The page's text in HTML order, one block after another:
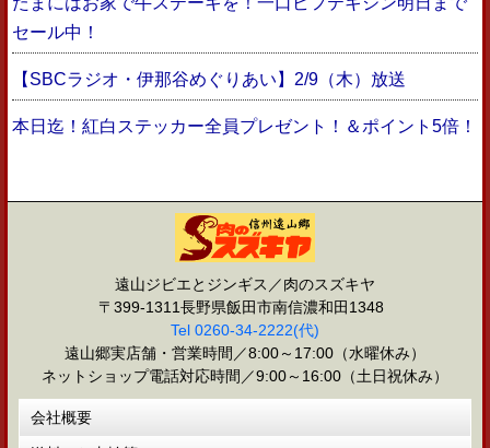
セール中！
【SBCラジオ・伊那谷めぐりあい】2/9（木）放送
本日迄！紅白ステッカー全員プレゼント！＆ポイント5倍！
遠山ジビエとジンギス／肉のスズキヤ
〒399-1311長野県飯田市南信濃和田1348
Tel 0260-34-2222(代)
遠山郷実店舗・営業時間／8:00～17:00（水曜休み）
ネットショップ電話対応時間／9:00～16:00（土日祝休み）
会社概要